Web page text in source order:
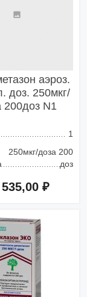
аэроз.
доз. 250мкг/
200доз N1
1
250мкг/доза 200
доз
₽